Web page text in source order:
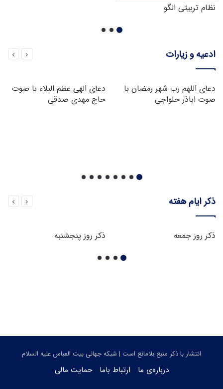
نظام تربیتی الگو
ادعیه و زیارات
دعای اللهم رب شهر رمضان با
صوت اباذر حلواجی
دعای الهی عظم البلاء با صوت
حاج مهدی صدقی
ذکر ایام هفته
ذکر روز جمعه ذکر روز پنجشنبه
انتشار با ذکر منبع بلامانع است | شبکه جهانی بیت العباس علیه السلام
درباره‌ی ما ارتباط باما حمایت مالی